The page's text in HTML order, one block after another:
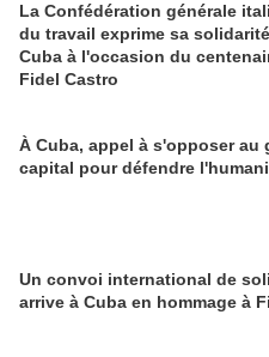
La Confédération générale
du travail exprime sa
Cuba à l'occasion du
Fidel Castro
À Cuba, appel à s'opposer au
capital pour défendre
Un convoi international de
arrive à Cuba en hommage à